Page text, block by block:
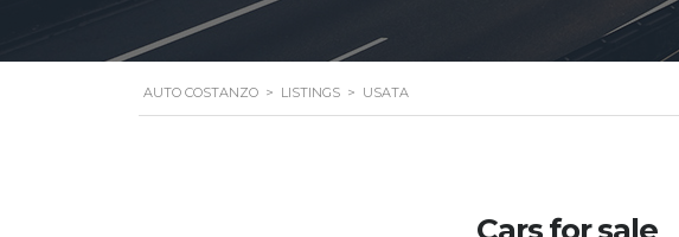
AUTO COSTANZO > LISTINGS > USATA